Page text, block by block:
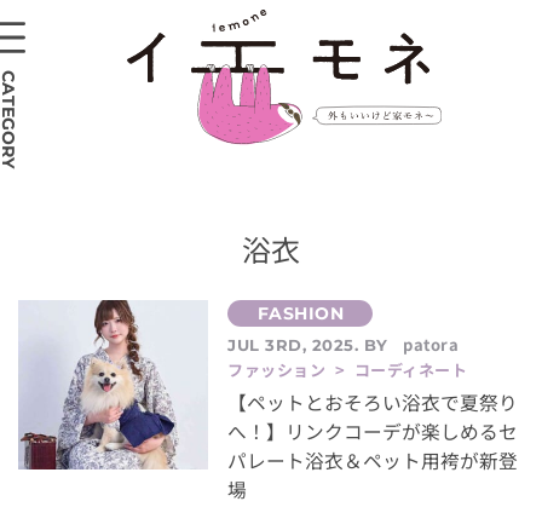
浴衣
JUL 3RD, 2025. BY
patora
ファッション > コーディネート
【ペットとおそろい浴衣で夏祭り
へ！】リンクコーデが楽しめるセ
パレート浴衣＆ペット用袴が新登
場